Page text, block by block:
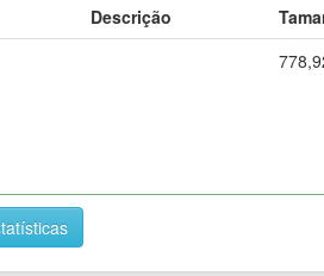
Descrição